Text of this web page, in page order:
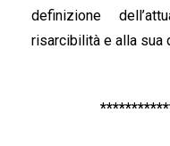
definizione
risarcibilità e alla sua